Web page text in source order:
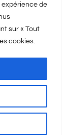
expérience de
sur « Tout
cookies.
au panier
| Visicod -